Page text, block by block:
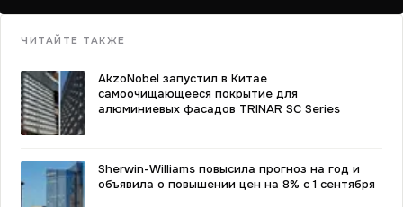
ЧИТАЙТЕ ТАКЖЕ
AkzoNobel запустил в Китае
самоочищающееся покрытие для
алюминиевых фасадов TRINAR SC Series
Sherwin-Williams повысила прогноз на год и
объявила о повышении цен на 8% с 1 сентября